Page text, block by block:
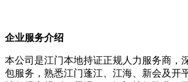
企业服务介绍
本公司是江门本地持证正规人力服务商，
包服务，熟悉江门蓬江、江海、新会及开